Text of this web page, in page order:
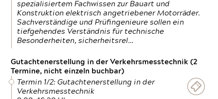
spezialisiertem Fachwissen zur Bauart und
Konstruktion elektrisch angetriebener Motorräder.
Sachverständige und Prüfingenieure sollen ein
tiefgehendes Verständnis für technische
Besonderheiten, sicherheitsrel…
Gutachtenerstellung in der Verkehrsmesstechnik (2
Termine, nicht einzeln buchbar)
Termin 1/2: Gutachtenerstellung in der
Verkehrsmesstechnik